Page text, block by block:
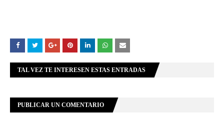
TAL VEZ TE INTERESEN ESTAS ENTRADAS
PUBLICAR UN COMENTARIO